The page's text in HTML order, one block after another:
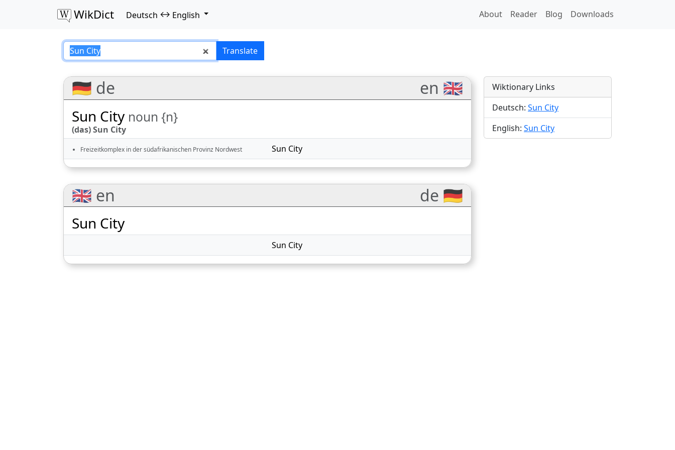
WikDict Deutsch ↔ English About Reader Blog Downloads
Sun City – Deutsch–English translations
Translate
🇩🇪 de en 🇬🇧
Sun City noun {n}
(das) Sun City
Freizeitkomplex in der südafrikanischen Provinz Nordwest Sun City
🇬🇧 en de 🇩🇪
Sun City
Sun City
Wiktionary Links
Deutsch: Sun City
English: Sun City